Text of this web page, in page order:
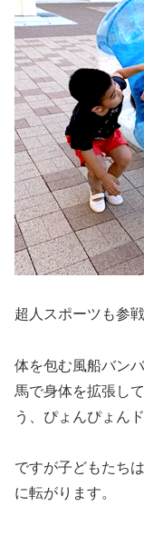
超人スポーツも参戦
体を包む風船バン
馬で身体を拡張し
う、ぴょんぴょん
ですが子どもたち
に転がります。